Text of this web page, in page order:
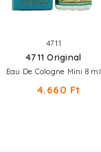
4711
4711 Original
Eau De Cologne Mini 8 ml
4.660 Ft